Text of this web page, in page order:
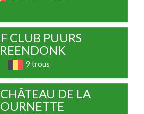
CLUB PUURS
9 trous
DE LA